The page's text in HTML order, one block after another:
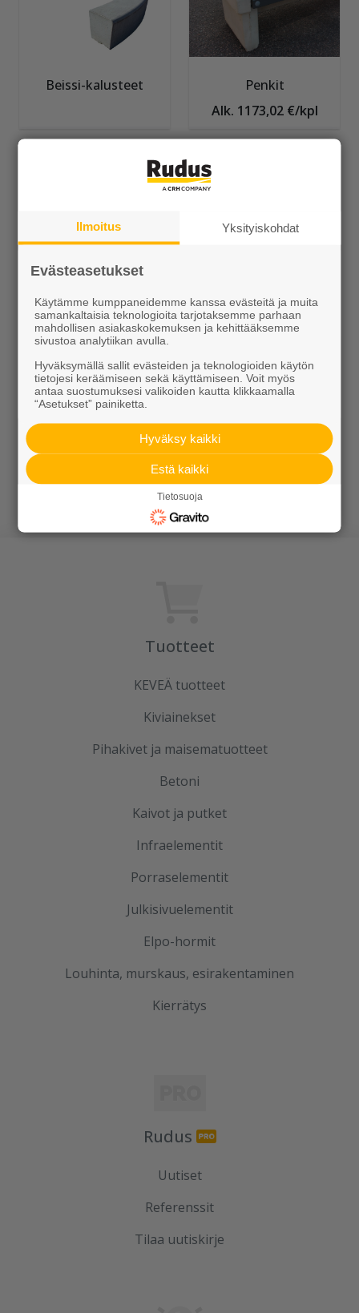
Beissi-kalusteet
Penkit
Alk. 1173,02 €/kpl
Betoniporsas
Alk. 1499,00 €/kpl
Alk. 199,90 €/kpl
Tuotteet
KEVEÄ tuotteet
Kiviainekset
Pihakivet ja maisematuotteet
Betoni
Kaivot ja putket
Infraelementit
Porraselementit
Julkisivuelementit
Elpo-hormit
Louhinta, murskaus, esirakentaminen
Kierrätys
Rudus
Uutiset
Referenssit
Tilaa uutiskirje
Ilmoitus Yksityiskohdat
Evästeasetukset
Käytämme kumppaneidemme kanssa evästeitä ja muita
samankaltaisia teknologioita tarjotaksemme parhaan
mahdollisen asiakaskokemuksen ja kehittääksemme
sivustoa analytiikan avulla.
Hyväksymällä sallit evästeiden ja teknologioiden käytön
tietojesi keräämiseen sekä käyttämiseen. Voit myös
antaa suostumuksesi valikoiden kautta klikkaamalla
“Asetukset” painiketta.
Hyväksy kaikki
Estä kaikki
Tietosuoja